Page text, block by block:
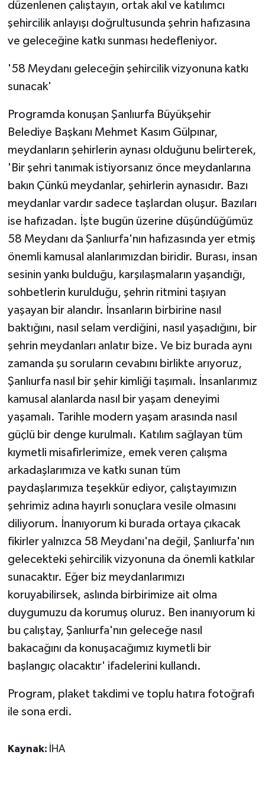
düzenlenen çalıştayın, ortak akıl ve katılımcı
şehircilik anlayışı doğrultusunda şehrin hafızasına
ve geleceğine katkı sunması hedefleniyor.
'58 Meydanı geleceğin şehircilik vizyonuna katkı
sunacak'
Programda konuşan Şanlıurfa Büyükşehir
Belediye Başkanı Mehmet Kasım Gülpınar,
meydanların şehirlerin aynası olduğunu belirterek,
'Bir şehri tanımak istiyorsanız önce meydanlarına
bakın Çünkü meydanlar, şehirlerin aynasıdır. Bazı
meydanlar vardır sadece taşlardan oluşur. Bazıları
ise hafızadan. İşte bugün üzerine düşündüğümüz
58 Meydanı da Şanlıurfa'nın hafızasında yer etmiş
önemli kamusal alanlarımızdan biridir. Burası, insan
sesinin yankı bulduğu, karşılaşmaların yaşandığı,
sohbetlerin kurulduğu, şehrin ritmini taşıyan
yaşayan bir alandır. İnsanların birbirine nasıl
baktığını, nasıl selam verdiğini, nasıl yaşadığını, bir
şehrin meydanları anlatır bize. Ve biz burada aynı
zamanda şu soruların cevabını birlikte arıyoruz,
Şanlıurfa nasıl bir şehir kimliği taşımalı. İnsanlarımız
kamusal alanlarda nasıl bir yaşam deneyimi
yaşamalı. Tarihle modern yaşam arasında nasıl
güçlü bir denge kurulmalı. Katılım sağlayan tüm
kıymetli misafirlerimize, emek veren çalışma
arkadaşlarımıza ve katkı sunan tüm
paydaşlarımıza teşekkür ediyor, çalıştayımızın
şehrimiz adına hayırlı sonuçlara vesile olmasını
diliyorum. İnanıyorum ki burada ortaya çıkacak
fikirler yalnızca 58 Meydanı'na değil, Şanlıurfa'nın
gelecekteki şehircilik vizyonuna da önemli katkılar
sunacaktır. Eğer biz meydanlarımızı
koruyabilirsek, aslında birbirimize ait olma
duygumuzu da korumuş oluruz. Ben inanıyorum ki
bu çalıştay, Şanlıurfa'nın geleceğe nasıl
bakacağını da konuşacağımız kıymetli bir
başlangıç olacaktır' ifadelerini kullandı.
Program, plaket takdimi ve toplu hatıra fotoğrafı
ile sona erdi.
Kaynak: İHA